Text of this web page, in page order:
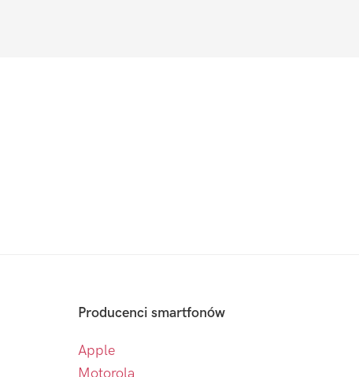
Producenci smartfonów
Apple
Motorola